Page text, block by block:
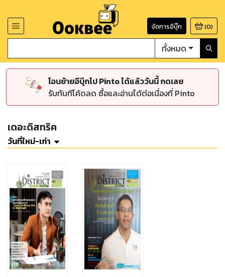
จัดการอีบุ๊ก (0)
ทั้งหมด
โอนย้ายอีบุ๊กไป Pinto ได้แล้ววันนี้ กดเลย
รับทันทีโค้ดลด ซื้อและอ่านได้ต่อเนื่องที่ Pinto
เดอะดิสทริค
วันที่ใหม่-เก่า